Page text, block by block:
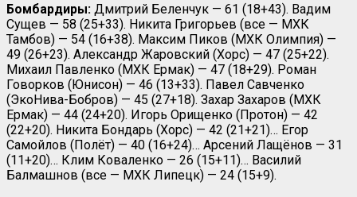
Бомбардиры: Дмитрий Беленчук — 61 (18+43). Вадим
Сущев — 58 (25+33). Никита Григорьев (все — МХК
Тамбов) — 54 (16+38). Максим Пиков (МХК Олимпия) —
49 (26+23). Александр Жаровский (Хорс) — 47 (25+22).
Михаил Павленко (МХК Ермак) — 47 (18+29). Роман
Говорков (Юнисон) — 46 (13+33). Павел Савченко
(ЭкоНива-Бобров) — 45 (27+18). Захар Захаров (МХК
Ермак) — 44 (24+20). Игорь Орищенко (Протон) — 42
(22+20). Никита Бондарь (Хорс) — 42 (21+21)… Егор
Самойлов (Полёт) — 40 (16+24)… Арсений Лащёнов — 31
(11+20)… Клим Коваленко — 26 (15+11)… Василий
Балмашнов (все — МХК Липецк) — 24 (15+9).